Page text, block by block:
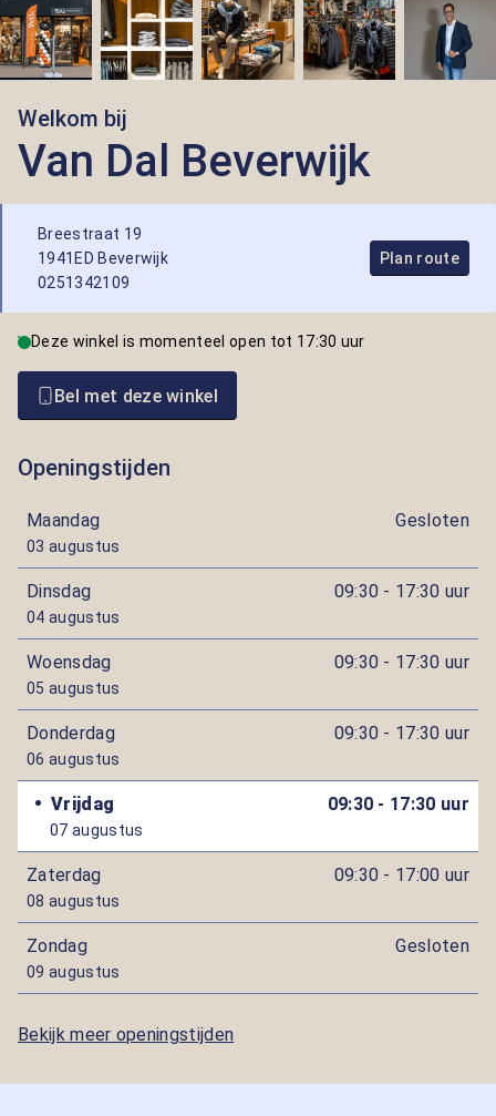
Welkom bij
Van Dal Beverwijk
Breestraat 19
1941ED Beverwijk
0251342109
Plan route
Deze winkel is momenteel open tot 17:30 uur
Bel met deze winkel
Openingstijden
Maandag
03 augustus
Gesloten
Dinsdag
04 augustus
09:30 - 17:30 uur
Woensdag
05 augustus
09:30 - 17:30 uur
Donderdag
06 augustus
09:30 - 17:30 uur
Vrijdag
07 augustus
09:30 - 17:30 uur
Zaterdag
08 augustus
09:30 - 17:00 uur
Zondag
09 augustus
Gesloten
Bekijk meer openingstijden